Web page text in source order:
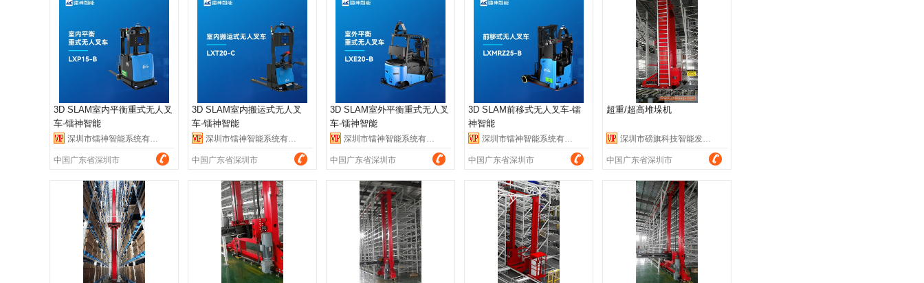
3D SLAM室内平衡重式无人叉
车-镭神智能
深圳市镭神智能系统有限公司
中国广东省深圳市
3D SLAM室内搬运式无人叉
车-镭神智能
深圳市镭神智能系统有限公司
中国广东省深圳市
3D SLAM室外平衡重式无人叉
车-镭神智能
深圳市镭神智能系统有限公司
中国广东省深圳市
3D SLAM前移式无人叉车-镭
神智能
深圳市镭神智能系统有限公司
中国广东省深圳市
超重/超高堆垛机
深圳市磅旗科技智能发展有限公司
中国广东省深圳市